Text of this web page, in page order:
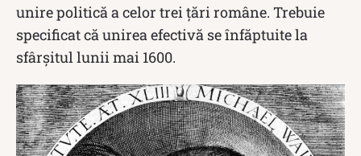
unire politică a celor trei țări române. Trebuie
specificat că unirea efectivă se înfăptuite la
sfârșitul lunii mai 1600.